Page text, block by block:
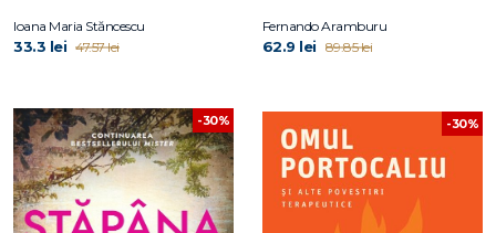
Ioana Maria Stăncescu
33.3 lei 47.57 lei
Fernando Aramburu
62.9 lei 89.85 lei
-30% -30%